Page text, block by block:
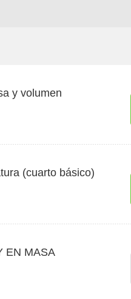
y volumen
(cuarto básico)
EN MASA